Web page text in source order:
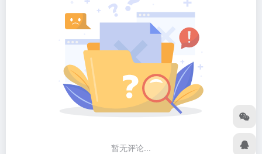
暂无评论...